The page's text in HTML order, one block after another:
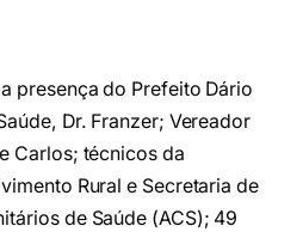
presença do Prefeito Dário
Dr. Franzer; Vereador
Carlos; técnicos da
Rural e Secretaria de
de Saúde (ACS); 49